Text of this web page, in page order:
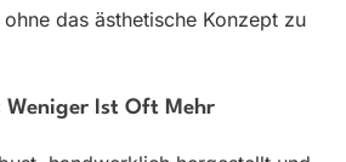
das ästhetische Konzept zu
Weniger Ist Oft Mehr